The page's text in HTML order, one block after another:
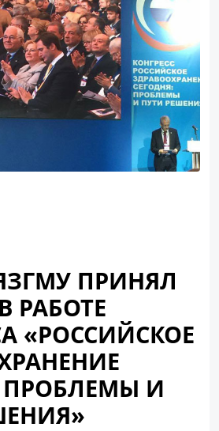
ПРИНЯЛ
РАБОТЕ
«РОССИЙСКОЕ
ПРОБЛЕМЫ И